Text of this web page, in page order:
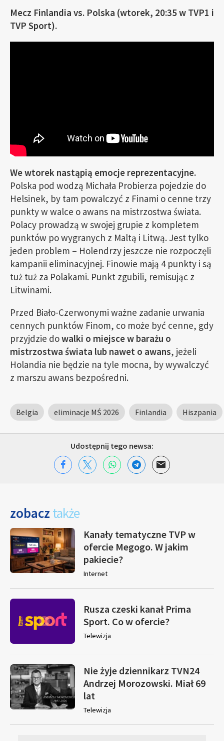
Mecz Finlandia vs. Polska (wtorek, 20:35 w TVP1 i
TVP Sport).
We wtorek nastąpią emocje reprezentacyjne.
Polska pod wodzą Michała Probierza pojedzie do
Helsinek, by tam powalczyć z Finami o cenne trzy
punkty w walce o awans na mistrzostwa świata.
Polacy prowadzą w swojej grupie z kompletem
punktów po wygranych z Maltą i Litwą. Jest tylko
jeden problem – Holendrzy jeszcze nie rozpoczęli
kampanii eliminacyjnej. Finowie mają 4 punkty i są
tuż tuż za Polakami. Punkt zgubili, remisując z
Litwinami.
Przed Biało-Czerwonymi ważne zadanie urwania
cennych punktów Finom, co może być cenne, gdy
przyjdzie dowalki o miejsce w barażu o
mistrzostwa świata lub nawet o awans, jeżeli
Holandia nie będzie na tyle mocna, by wywalczyć
z marszu awans bezpośredni.
Belgia eliminacje MŚ 2026 Finlandia Hiszpania
Udostępnij tego newsa:
zobacz także
Kanały tematyczne TVP w
ofercie Megogo. W jakim
pakiecie?
Internet
Rusza czeski kanał Prima
Sport. Co w ofercie?
Telewizja
Nie żyje dziennikarz TVN24
Andrzej Morozowski. Miał 69
lat
Telewizja